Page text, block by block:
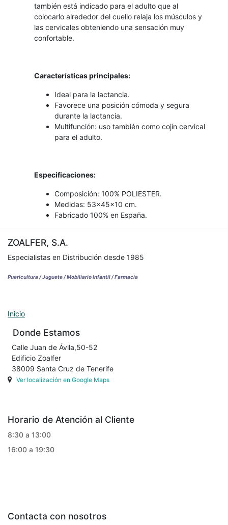
también está indicado para el adulto que al
colocarlo alrededor del cuello relaja los músculos y
las cervicales obteniendo una sensación muy
confortable.
Características principales:
Ideal para la lactancia.
Favorece una posición cómoda y segura
durante la lactancia.
Multifunción: uso también como cojín cervical
para el adulto.
Especificaciones:
Composición: 100% POLIESTER.
Medidas: 53x45x10 cm.
Fabricado 100% en España.
ZOALFER, S.A.
Especialistas en Distribución desde 1985
Puericultura / Juguete / Mobiliario Infantil / Farmacia
Inicio
Donde Estamos
Calle Juan de Ávila,50-52
Edificio Zoalfer
38009 Santa Cruz de Tenerife
Ver localización en Google Maps
Horario de Atención al Cliente
8:30 a 13:00
16:00 a 19:30
Contacta con nosotros